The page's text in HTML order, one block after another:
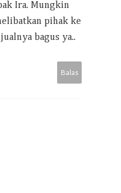
Ira. Mungkin
pihak ke
bagus ya..
Balas